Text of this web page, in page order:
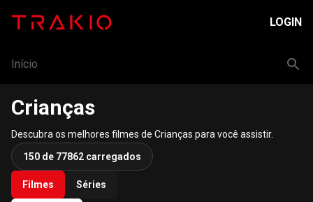
LOGIN
Início
Crianças
Descubra os melhores filmes de Crianças para você assistir.
150 de 77862 carregados
Filmes Séries